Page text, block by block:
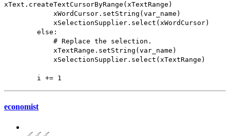
xText.createTextCursorByRange(xTextRange)
xWordCursor.setString(var_name)
xSelectionSupplier.select(xWordCursor)
else:
# Replace the selection.
xTextRange.setString(var_name)
xSelectionSupplier.select(xTextRange)
i += 1
economist